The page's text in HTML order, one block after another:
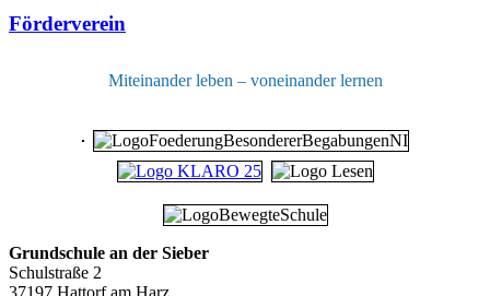
Förderverein
Miteinander leben – voneinander lernen
Grundschule an der Sieber
Schulstraße 2
37197 Hattorf am Harz